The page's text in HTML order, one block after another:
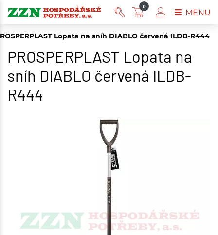
Lopata na sníh DIABLO červená ILDB-R444
PROSPERPLAST Lopata na
sníh DIABLO červená ILDB-
R444
0
MENU